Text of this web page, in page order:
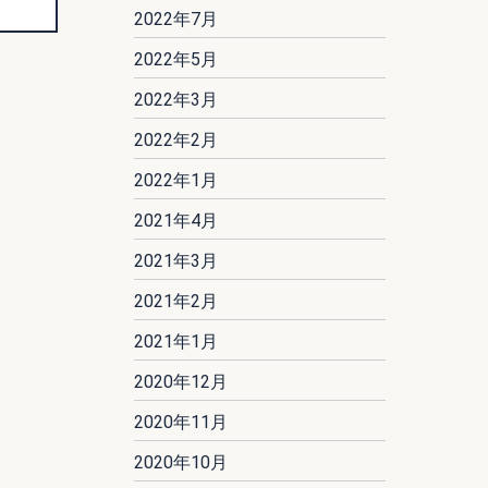
2022年7月
2022年5月
2022年3月
2022年2月
2022年1月
2021年4月
2021年3月
2021年2月
2021年1月
2020年12月
2020年11月
2020年10月